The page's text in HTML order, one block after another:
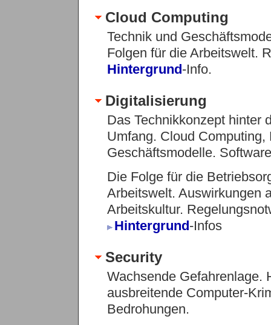
Cloud Computing
Technik und
Folgen für die Arbeitswelt.
Hintergrund-Info.
Digitalisierung
Das Technikkonzept hinter
Umfang. Cloud
Geschäftsmodelle.
Die Folge für die
Arbeitswelt. Auswirkungen
Arbeitskultur.
Hintergrund-Infos
Security
Wachsende Gefahrenlage.
ausbreitende Computer-
Bedrohungen.